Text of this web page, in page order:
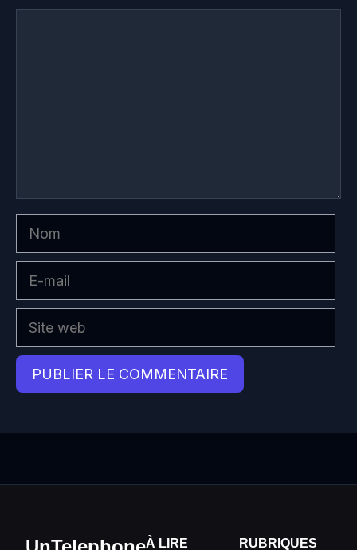
Nom
mail
Site
web
À LIRE RUBRIQUES